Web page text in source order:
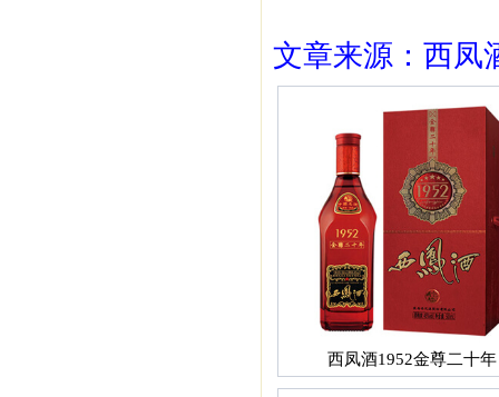
文章来源：西凤
西凤酒1952金尊二十年